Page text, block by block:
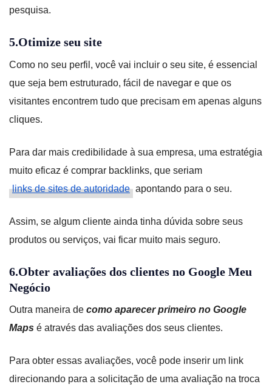
pesquisa.
5.Otimize seu site
Como no seu perfil, você vai incluir o seu site, é essencial
que seja bem estruturado, fácil de navegar e que os
visitantes encontrem tudo que precisam em apenas alguns
cliques.
Para dar mais credibilidade à sua empresa, uma estratégia
muito eficaz é comprar backlinks, que seriam
links de sites de autoridade apontando para o seu.
Assim, se algum cliente ainda tinha dúvida sobre seus
produtos ou serviços, vai ficar muito mais seguro.
6.Obter avaliações dos clientes no Google Meu
Negócio
Outra maneira de como aparecer primeiro no Google
Maps é através das avaliações dos seus clientes.
Para obter essas avaliações, você pode inserir um link
direcionando para a solicitação de uma avaliação na troca